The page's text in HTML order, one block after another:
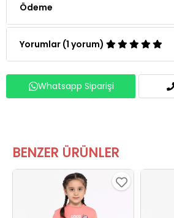
Ödeme
Yorumlar (1 yorum)
Whatsapp Siparişi
BENZER ÜRÜNLER